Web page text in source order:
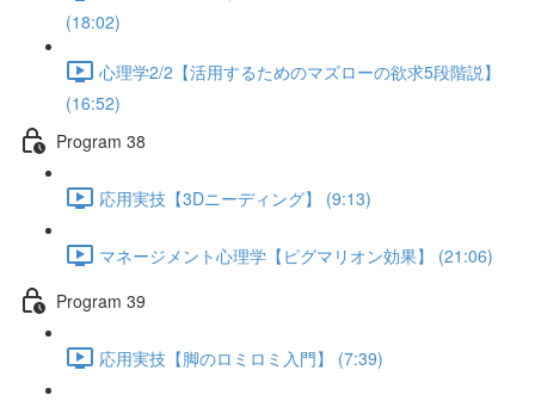
(18:02)
心理学2/2【活用するためのマズローの欲求5段階説】
(16:52)
Program 38
応用実技【3Dニーディング】 (9:13)
マネージメント心理学【ピグマリオン効果】 (21:06)
Program 39
応用実技【脚のロミロミ入門】 (7:39)